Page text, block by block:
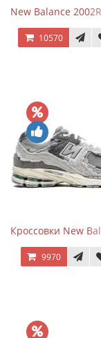
New Balance
10570
Кроссовки New
9970